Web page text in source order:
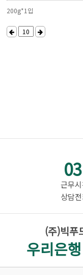
200g*1입
근무
상담
(주)빅푸
우리은